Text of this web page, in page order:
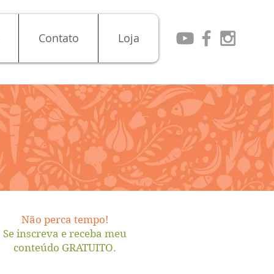
Contato Loja
Não perca tempo!
Se inscreva e receba meu
conteúdo GRATUITO.